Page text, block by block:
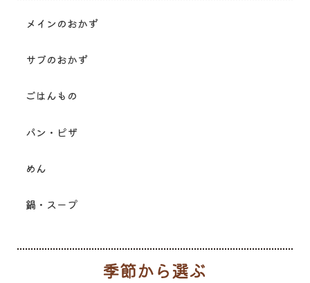
メインのおかず
サブのおかず
ごはんもの
パン・ピザ
めん
鍋・スープ